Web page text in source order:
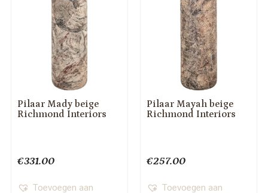
Pilaar Mady beige
Richmond Interiors
€331.00
Toevoegen aan
Pilaar Mayah beige
Richmond Interiors
€257.00
Toevoegen aan